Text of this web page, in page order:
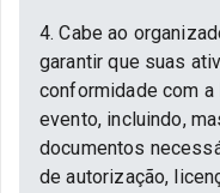
4. Cabe ao
garantir que suas
conformidade com
evento, incluindo,
documentos
de autorização,